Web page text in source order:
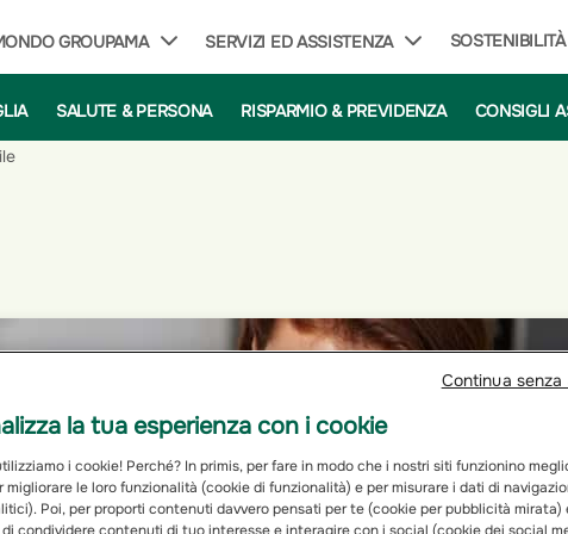
GROUPAMA SERVIZI ED ASSISTENZA SOSTENIBILITÀ
SALUTE & PERSONA RISPARMIO & PREVIDENZA CONSIGLI
la tua esperienza con i cookie
i cookie! Perché? In primis, per fare in modo che i nostri siti funzionino
migliorare le loro funzionalità (cookie di funzionalità) e per misurare i dati di
Poi, per proporti contenuti davvero pensati per te (cookie per pubblicità mirata)
condividere contenuti di tuo interesse e interagire con i social (cookie dei social
Continua